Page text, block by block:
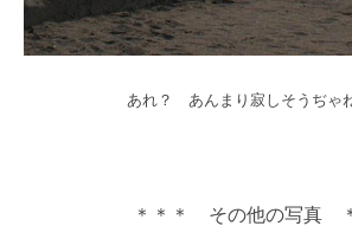
あれ？ あんまり寂しそうぢゃ
＊＊＊ その他の写真